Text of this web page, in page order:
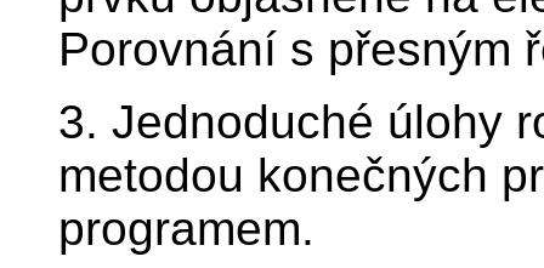
Porovnání s přesným
3. Jednoduché úlohy
metodou konečných
programem.